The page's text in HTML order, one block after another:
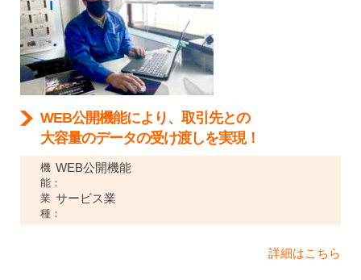
WEB公開機能により、取引先との
大容量のデータの受け渡しを実現！
機
能：
WEB公開機能
業
種：
サービス業
詳細はこちら